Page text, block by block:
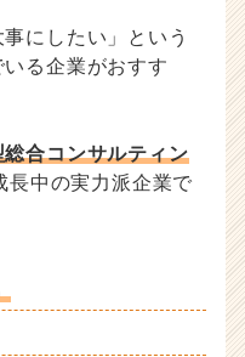
にしたい」という
る企業がおすす
合コンサルティン
長中の実力派企業で